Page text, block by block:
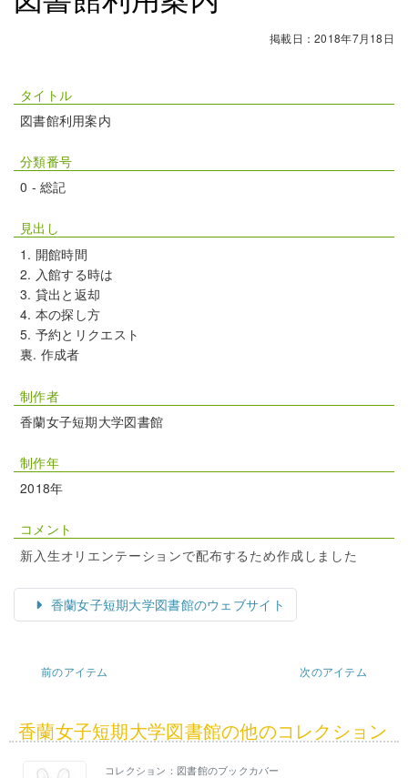
掲載日：2018年7月18日
タイトル
図書館利用案内
分類番号
0 - 総記
見出し
開館時間
入館する時は
貸出と返却
本の探し方
予約とリクエスト
裏. 作成者
制作者
香蘭女子短期大学図書館
制作年
2018年
コメント
新入生オリエンテーションで配布するため作成しました
香蘭女子短期大学図書館のウェブサイト
前のアイテム 次のアイテム
香蘭女子短期大学図書館の他のコレクション
コレクション：図書館のブックカバー